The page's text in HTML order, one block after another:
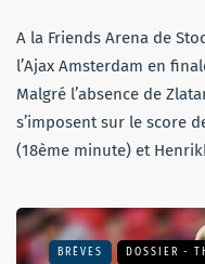
A la Friends Arena de
l’Ajax Amsterdam en
Malgré l’absence de
s’imposent sur le score
(18ème minute) et
BRÈVES DOSSIER -